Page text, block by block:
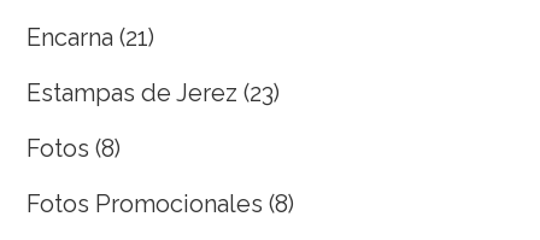
Encarna (21)
Estampas de Jerez (23)
Fotos (8)
Fotos Promocionales (8)